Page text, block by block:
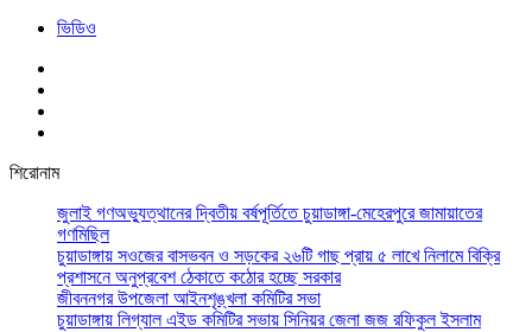
ভিডিও
শিরোনাম
জুলাই গণঅভ্যুত্থানের দ্বিতীয় বর্ষপূর্তিতে চুয়াডাঙ্গা-মেহেরপুরে জামায়াতের
গণমিছিল
চুয়াডাঙ্গায় সওজের বাসভবন ও সড়কের ২৬টি গাছ প্রায় ৫ লাখে নিলামে বিক্রি
প্রশাসনে অনুপ্রবেশ ঠেকাতে কঠোর হচ্ছে সরকার
জীবননগর উপজেলা আইনশৃঙ্খলা কমিটির সভা
চুয়াডাঙ্গায় লিগ্যাল এইড কমিটির সভায় সিনিয়র জেলা জজ রফিকুল ইসলাম